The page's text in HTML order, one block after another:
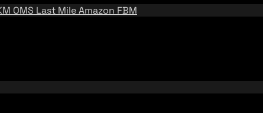
OMS Last MileAmazon FBM